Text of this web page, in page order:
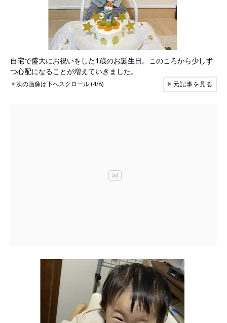
自宅で盛大にお祝いをした1歳のお誕生日。このころから少しず
つ心配になることが増えていきました。
▼次の画像は下へスクロール (4/8) ▶元記事を見る